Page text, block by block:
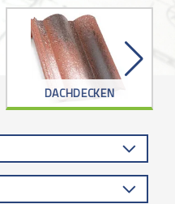
DACHDECKEN